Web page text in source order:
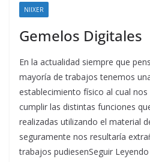
NIIXER
Gemelos Digitales
En la actualidad siempre que
mayoría de trabajos tenemos
establecimiento físico al cual
cumplir las distintas funciones
realizadas utilizando el material
seguramente nos resultaría
trabajos pudiesenSeguir Leyendo